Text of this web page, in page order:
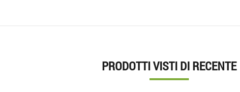
PRODOTTI VISTI DI RECENTE